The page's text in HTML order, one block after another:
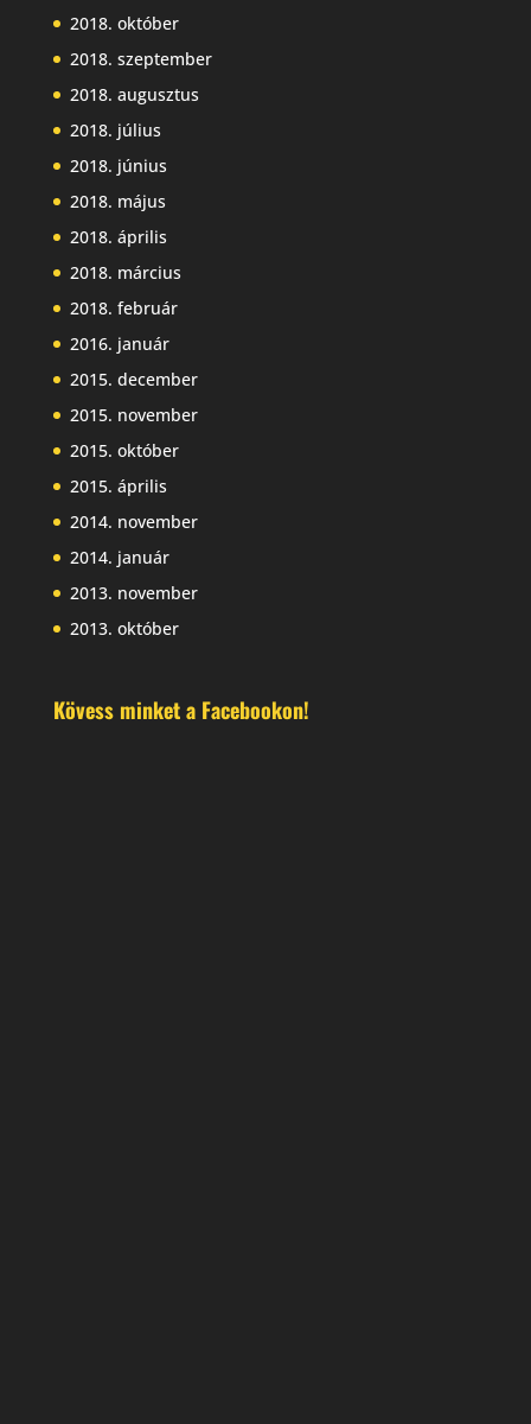
2018. október
2018. szeptember
2018. augusztus
2018. július
2018. június
2018. május
2018. április
2018. március
2018. február
2016. január
2015. december
2015. november
2015. október
2015. április
2014. november
2014. január
2013. november
2013. október
Kövess minket a Facebookon!